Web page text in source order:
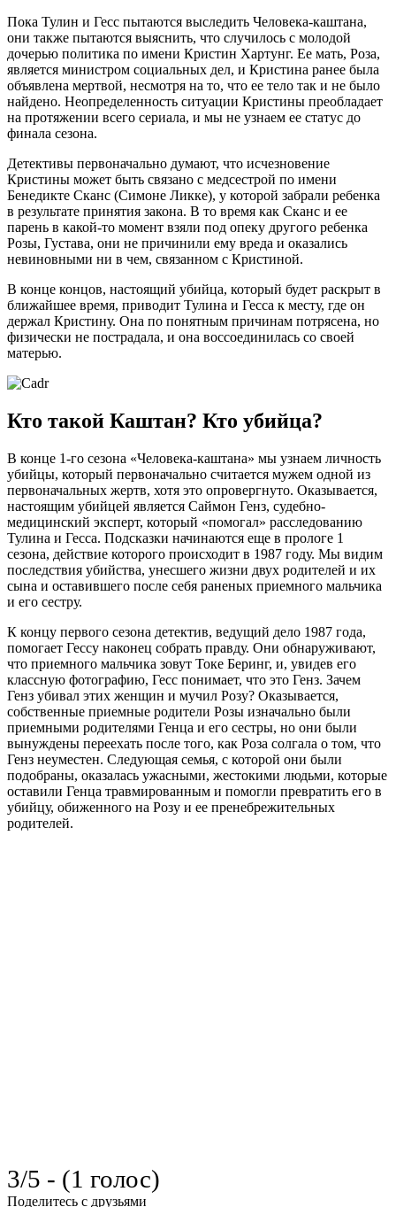
Пока Тулин и Гесс пытаются выследить Человека-каштана,
они также пытаются выяснить, что случилось с молодой
дочерью политика по имени Кристин Хартунг. Ее мать, Роза,
является министром социальных дел, и Кристина ранее была
объявлена ​​мертвой, несмотря на то, что ее тело так и не было
найдено. Неопределенность ситуации Кристины преобладает
на протяжении всего сериала, и мы не узнаем ее статус до
финала сезона.
Детективы первоначально думают, что исчезновение
Кристины может быть связано с медсестрой по имени
Бенедикте Сканс (Симоне Ликке), у которой забрали ребенка
в результате принятия закона. В то время как Сканс и ее
парень в какой-то момент взяли под опеку другого ребенка
Розы, Густава, они не причинили ему вреда и оказались
невиновными ни в чем, связанном с Кристиной.
В конце концов, настоящий убийца, который будет раскрыт в
ближайшее время, приводит Тулина и Гесса к месту, где он
держал Кристину. Она по понятным причинам потрясена, но
физически не пострадала, и она воссоединилась со своей
матерью.
Кто такой Каштан? Кто убийца?
В конце 1-го сезона «Человека-каштана» мы узнаем личность
убийцы, который первоначально считается мужем одной из
первоначальных жертв, хотя это опровергнуто. Оказывается,
настоящим убийцей является Саймон Генз, судебно-
медицинский эксперт, который «помогал» расследованию
Тулина и Гесса. Подсказки начинаются еще в прологе 1
сезона, действие которого происходит в 1987 году. Мы видим
последствия убийства, унесшего жизни двух родителей и их
сына и оставившего после себя раненых приемного мальчика
и его сестру.
К концу первого сезона детектив, ведущий дело 1987 года,
помогает Гессу наконец собрать правду. Они обнаруживают,
что приемного мальчика зовут Токе Беринг, и, увидев его
классную фотографию, Гесс понимает, что это Генз. Зачем
Генз убивал этих женщин и мучил Розу? Оказывается,
собственные приемные родители Розы изначально были
приемными родителями Генца и его сестры, но они были
вынуждены переехать после того, как Роза солгала о том, что
Генз неуместен. Следующая семья, с которой они были
подобраны, оказалась ужасными, жестокими людьми, которые
оставили Генца травмированным и помогли превратить его в
убийцу, обиженного на Розу и ее пренебрежительных
родителей.
3/5 - (1 голос)
Поделитесь с друзьями